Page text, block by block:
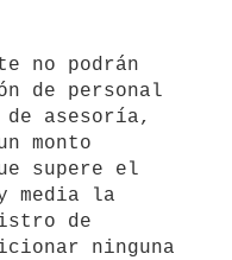
de personal
asesoría,
monto
supere el
media la
de
ninguna